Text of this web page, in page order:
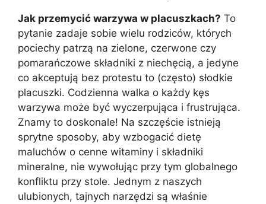
Jak przemycić warzywa w placuszkach? To
pytanie zadaje sobie wielu rodziców, których
pociechy patrzą na zielone, czerwone czy
pomarańczowe składniki z niechęcią, a jedyne
co akceptują bez protestu to (często) słodkie
placuszki. Codzienna walka o każdy kęs
warzywa może być wyczerpująca i frustrująca.
Znamy to doskonale! Na szczęście istnieją
sprytne sposoby, aby wzbogacić dietę
maluchów o cenne witaminy i składniki
mineralne, nie wywołując przy tym globalnego
konfliktu przy stole. Jednym z naszych
ulubionych, tajnych narzędzi są właśnie